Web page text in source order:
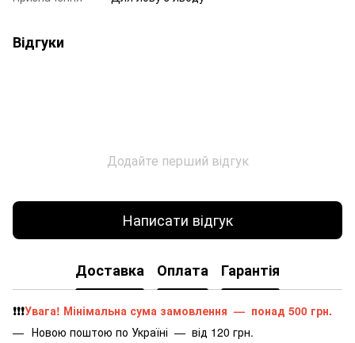
Відгуки
Додайте перший відгук
Написати відгук
Доставка Оплата Гарантія
❗️❗️❗️Увага! Мінімальна сума замовлення — понад 500 грн.
Новою поштою по Україні — від 120 грн.